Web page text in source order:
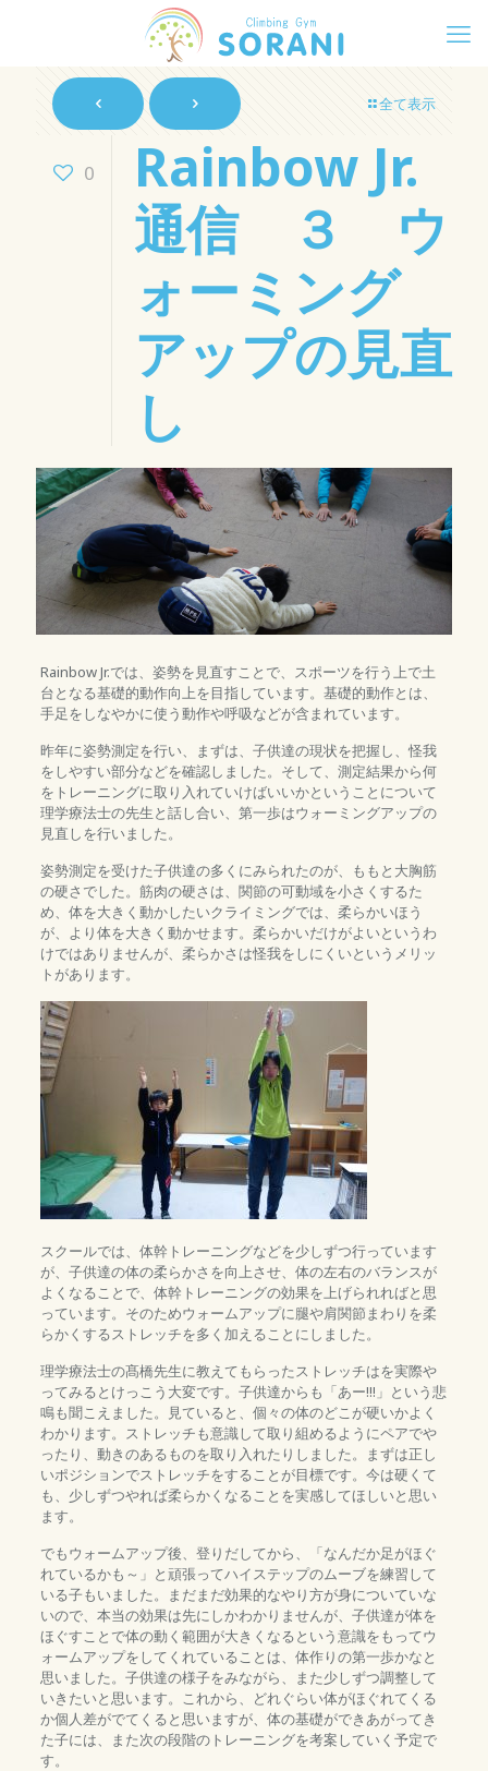
全て表示
0
Rainbow Jr.
通信 ３ ウ
ォーミング
アップの見直
し
Rainbow Jr.では、姿勢を見直すことで、スポーツを行う上で土
台となる基礎的動作向上を目指しています。基礎的動作とは、
手足をしなやかに使う動作や呼吸などが含まれています。
昨年に姿勢測定を行い、まずは、子供達の現状を把握し、怪我
をしやすい部分などを確認しました。そして、測定結果から何
をトレーニングに取り入れていけばいいかということについて
理学療法士の先生と話し合い、第一歩はウォーミングアップの
見直しを行いました。
姿勢測定を受けた子供達の多くにみられたのが、ももと大胸筋
の硬さでした。筋肉の硬さは、関節の可動域を小さくするた
め、体を大きく動かしたいクライミングでは、柔らかいほう
が、より体を大きく動かせます。柔らかいだけがよいというわ
けではありませんが、柔らかさは怪我をしにくいというメリッ
トがあります。
スクールでは、体幹トレーニングなどを少しずつ行っています
が、子供達の体の柔らかさを向上させ、体の左右のバランスが
よくなることで、体幹トレーニングの効果を上げられればと思
っています。そのためウォームアップに腿や肩関節まわりを柔
らかくするストレッチを多く加えることにしました。
理学療法士の髙橋先生に教えてもらったストレッチはを実際や
ってみるとけっこう大変です。子供達からも「あー!!!」という悲
鳴も聞こえました。見ていると、個々の体のどこが硬いかよく
わかります。ストレッチも意識して取り組めるようにペアでや
ったり、動きのあるものを取り入れたりしました。まずは正し
いポジションでストレッチをすることが目標です。今は硬くて
も、少しずつやれば柔らかくなることを実感してほしいと思い
ます。
でもウォームアップ後、登りだしてから、「なんだか足がほぐ
れているかも～」と頑張ってハイステップのムーブを練習して
いる子もいました。まだまだ効果的なやり方が身についていな
いので、本当の効果は先にしかわかりませんが、子供達が体を
ほぐすことで体の動く範囲が大きくなるという意識をもってウ
ォームアップをしてくれていることは、体作りの第一歩かなと
思いました。子供達の様子をみながら、また少しずつ調整して
いきたいと思います。これから、どれぐらい体がほぐれてくる
か個人差がでてくると思いますが、体の基礎ができあがってき
た子には、また次の段階のトレーニングを考案していく予定で
す。